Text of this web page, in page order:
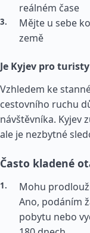
reálném čase
Mějte u sebe
země
Je Kyjev pro
Vzhledem ke
cestovního ruchu
návštěvníka. Kyjev
ale je nezbytné
Často kladené
Mohu
Ano, podáním
pobytu nebo